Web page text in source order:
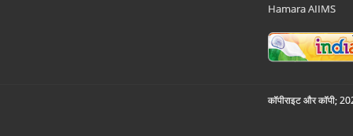
Hamara AIIMS
कॉपीराइट और कॉपी;